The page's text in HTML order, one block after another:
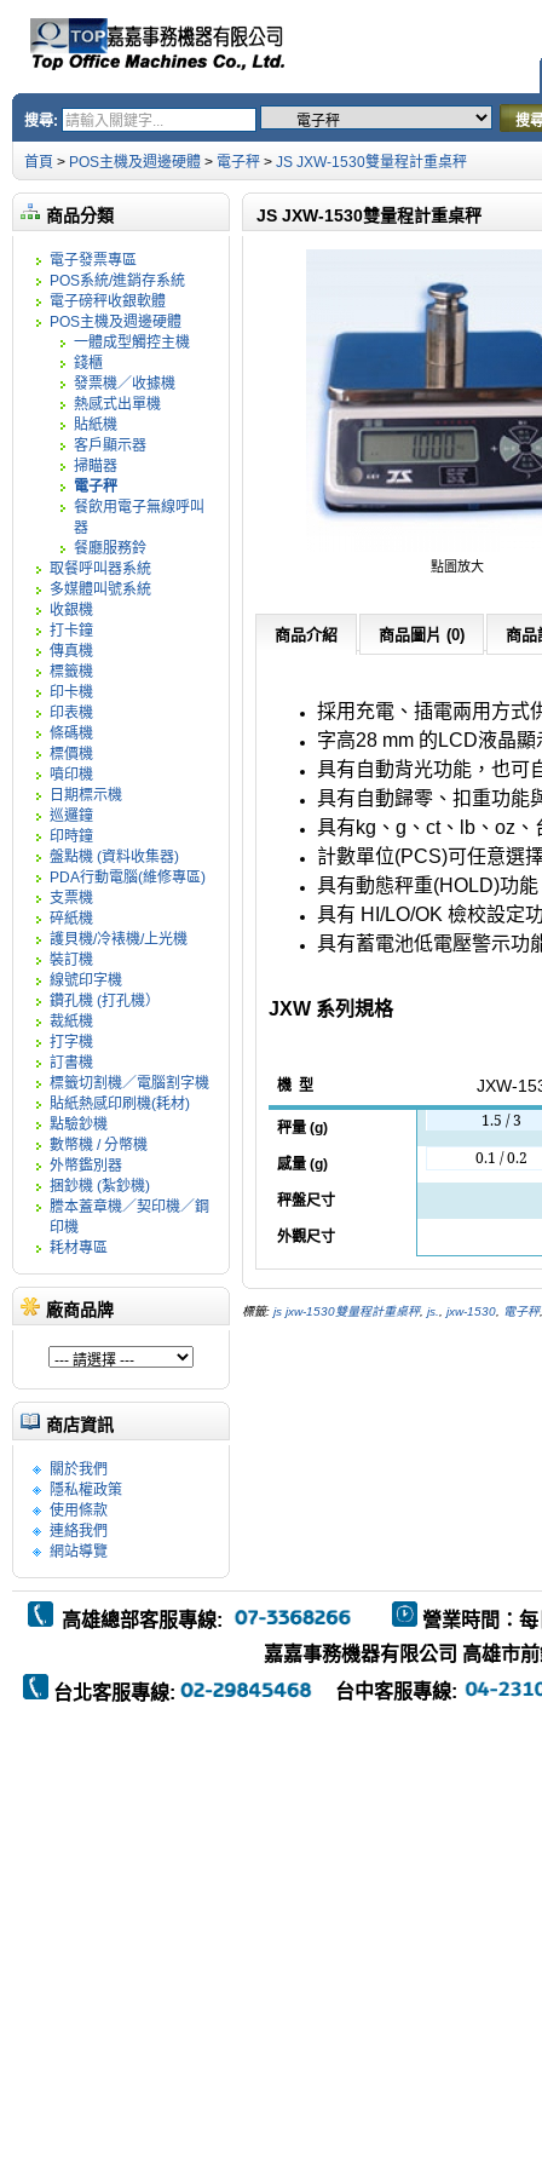
搜尋: 搜
首頁 > POS主機及週邊硬體 > 電子秤 > JS JXW-1530雙量程計重桌秤
商品分類
電子發票專區
POS系統/進銷存系統
電子磅秤收銀軟體
POS主機及週邊硬體
一體成型觸控主機
錢櫃
發票機／收據機
熱感式出單機
貼紙機
客戶顯示器
掃瞄器
電子秤
餐飲用電子無線呼叫
器
餐廳服務鈴
取餐呼叫器系統
多媒體叫號系統
收銀機
打卡鐘
傳真機
標籤機
印卡機
印表機
條碼機
標價機
噴印機
日期標示機
巡邏鐘
印時鐘
盤點機 (資料收集器)
PDA行動電腦(維修專區)
支票機
碎紙機
護貝機/冷裱機/上光機
裝訂機
線號印字機
鑽孔機 (打孔機）
裁紙機
打字機
訂書機
標籤切割機／電腦割字機
貼紙熱感印刷機(耗材)
點驗鈔機
數幣機 / 分幣機
外幣鑑別器
捆鈔機 (紮鈔機)
謄本蓋章機／契印機／鋼
印機
耗材專區
廠商品牌
商店資訊
關於我們
隱私權政策
使用條款
連絡我們
網站導覽
JS JXW-1530雙量程計重桌秤
點圖放大
商品介紹 商品圖片 (0) 商品
採用充電、插電兩用方式
字高28 mm 的LCD液晶顯
具有自動背光功能，也可
具有自動歸零、扣重功能
具有kg、g、ct、lb、oz
計數單位(PCS)可任意選
具有動態秤重(HOLD)功能
具有 HI/LO/OK 檢校設定
具有蓄電池低電壓警示功
JXW 系列規格
機 型 JXW-
秤量 (g) 1.5 / 3
感量 (g) 0.1 / 0.2
秤盤尺寸
外觀尺寸
標籤: js jxw-1530雙量程計重桌秤, js. jxw-1530 電子秤,
高雄總部客服專線:
營業時間：每
嘉嘉事務機器有限公司 高雄市
台北客服專線:
台中客服專線: